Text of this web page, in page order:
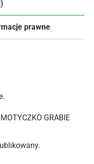
prawne
GRABIE